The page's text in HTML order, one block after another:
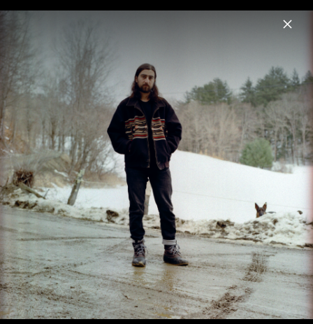
Menu
Noah Kahan
News Musik Termine Fotos Biografie
Artwork "The Great Divide" (2026)